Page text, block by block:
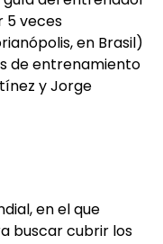
5 veces
en Brasil)
de entrenamiento
y Jorge
en el que
buscar cubrir los